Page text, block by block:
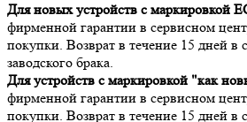
Для новых устройств с маркировкой
фирменной гарантии в сервисном
покупки. Возврат в течение 15 дней в
заводского брака.
Для устройств с маркировкой "как
фирменной гарантии в сервисном
покупки. Возврат в течение 15 дней в